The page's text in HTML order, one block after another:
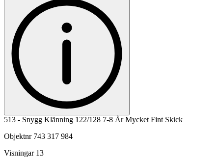
513 - Snygg Klänning 122/128 7-8 År Mycket Fint Skick
Objektnr 743 317 984
Visningar 13